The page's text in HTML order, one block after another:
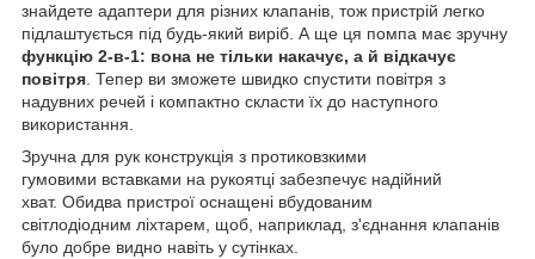
знайдете адаптери для різних клапанів, тож пристрій легко
підлаштується під будь-який виріб. А ще ця помпа має зручну
функцію 2-в-1: вона не тільки накачує, а й відкачує
повітря . Тепер ви зможете швидко спустити повітря з
надувних речей і компактно скласти їх до наступного
використання.
Зручна для рук конструкція з протиковзкими
гумовими вставками на рукоятці забезпечує надійний
хват. Обидва пристрої оснащені вбудованим
світлодіодним ліхтарем, щоб, наприклад, з'єднання клапанів
було добре видно навіть у сутінках.